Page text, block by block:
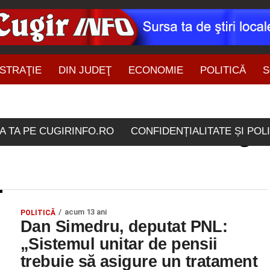
DIN JUDEŢ ECONOMIE POLITICĂ
TA PE CUGIRINFO.RO CONFIDENȚIALITATE ȘI
etichetate
POLITICĂ acum 13 ani
Dan Simedru, deputat PNL:
„Sistemul unitar de pensii
trebuie să asigure un tratament